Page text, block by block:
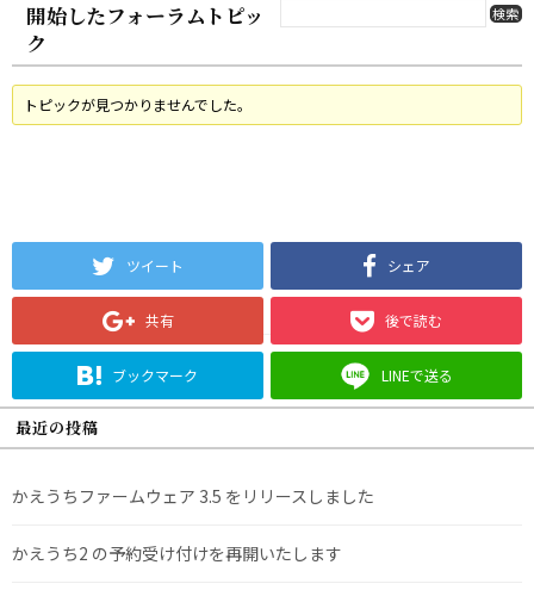
開始したフォーラムトピッ
ク
トピックが見つかりませんでした。
ツイート シェア
共有 後で読む
ブックマーク LINEで送る
最近の投稿
かえうちファームウェア 3.5 をリリースしました
かえうち2 の予約受け付けを再開いたします